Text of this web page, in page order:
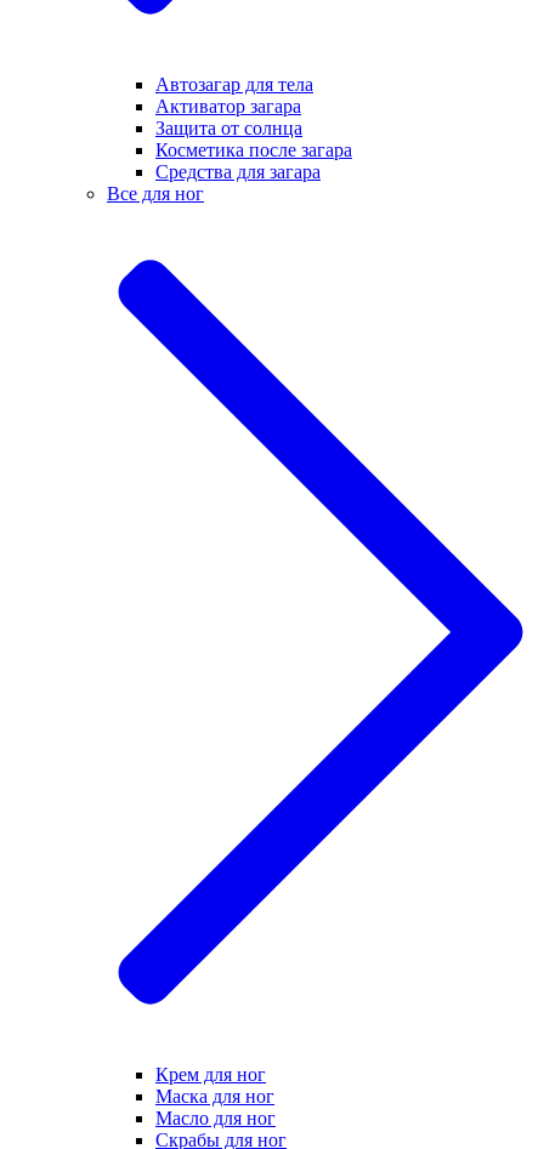
Автозагар для тела
Активатор загара
Защита от солнца
Косметика после загара
Средства для загара
Все для ног
Крем для ног
Маска для ног
Масло для ног
Скрабы для ног